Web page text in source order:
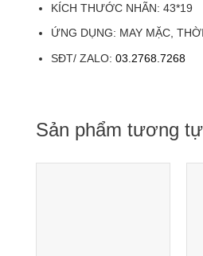
KÍCH THƯỚC NHÃN: 43*19
ỨNG DỤNG: MAY MẶC,
SĐT/ ZALO: 03.2768.7268
Sản phẩm tương tự